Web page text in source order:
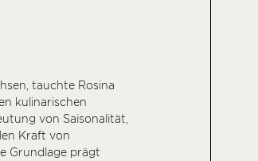
tauchte Rosina
kulinarischen
von Saisonalität,
Kraft von
Grundlage prägt